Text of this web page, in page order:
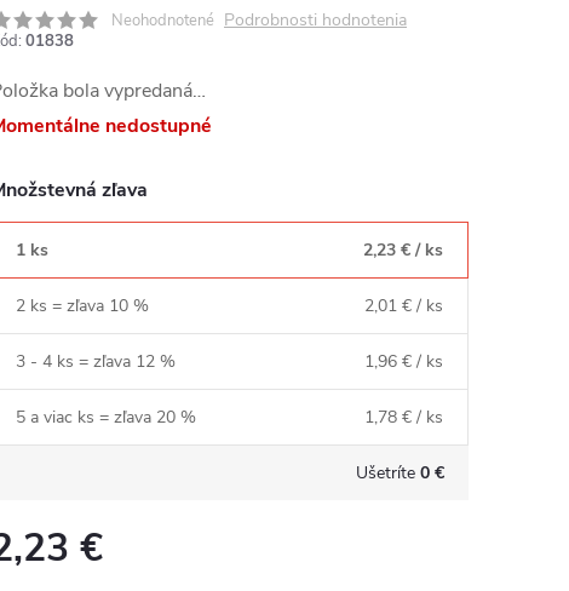
Neohodnotené Podrobnosti hodnotenia
01838
bola vypredaná…
nedostupné
zľava
1 ks 2,23 € / ks
2 ks = zľava 10 % 2,01 € / ks
3 - 4 ks = zľava 12 % 1,96 € / ks
5 a viac ks = zľava 20 % 1,78 € / ks
Ušetríte 0 €
€